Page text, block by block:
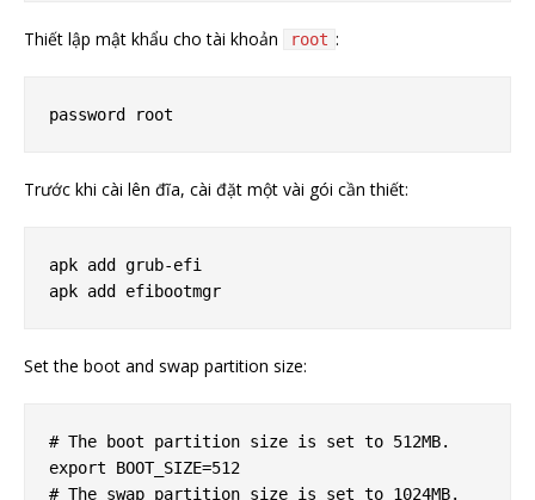
Thiết lập mật khẩu cho tài khoản root :
Trước khi cài lên đĩa, cài đặt một vài gói cần thiết:
apk add grub-efi
Set the boot and swap partition size:
# The boot partition size is set to 512MB.
export BOOT_SIZE=512
# The swap partition size is set to 1024MB.